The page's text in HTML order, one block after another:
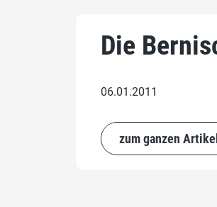
Die
06.01.2011
zum ganzen Artikel